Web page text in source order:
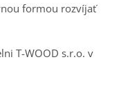
formou rozvíjať
T-WOOD s.r.o. v